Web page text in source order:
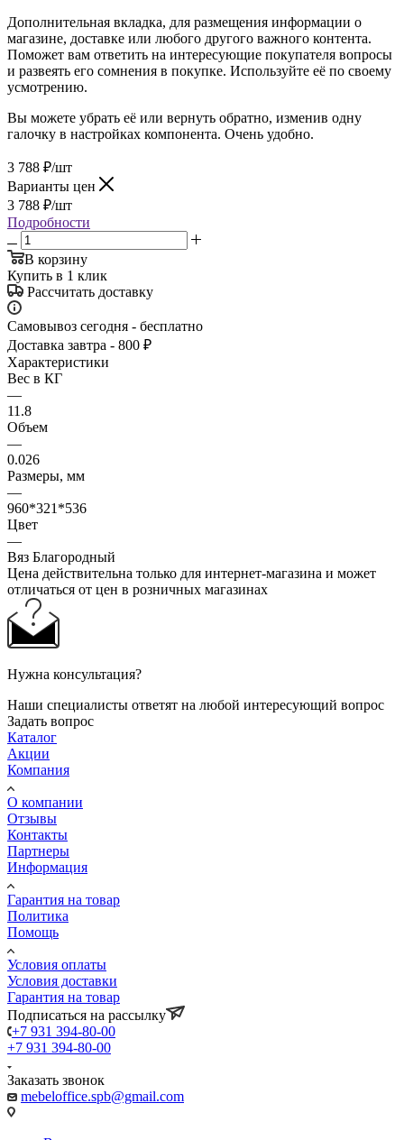
Дополнительная вкладка, для размещения информации о
магазине, доставке или любого другого важного контента.
Поможет вам ответить на интересующие покупателя вопросы
и развеять его сомнения в покупке. Используйте её по своему
усмотрению.
Вы можете убрать её или вернуть обратно, изменив одну
галочку в настройках компонента. Очень удобно.
3 788 ₽/шт
Варианты цен
3 788 ₽/шт
Подробности
В корзину
Купить в 1 клик
Рассчитать доставку
Самовывоз сегодня - бесплатно
Доставка завтра - 800 ₽
Характеристики
Вес в КГ
—
11.8
Объем
—
0.026
Размеры, мм
—
960*321*536
Цвет
—
Вяз Благородный
Цена действительна только для интернет-магазина и может
отличаться от цен в розничных магазинах
Нужна консультация?
Наши специалисты ответят на любой интересующий вопрос
Задать вопрос
Каталог
Акции
Компания
О компании
Отзывы
Контакты
Партнеры
Информация
Гарантия на товар
Политика
Помощь
Условия оплаты
Условия доставки
Гарантия на товар
Подписаться на рассылку
+7 931 394-80-00
+7 931 394-80-00
Заказать звонок
mebeloffice.spb@gmail.com